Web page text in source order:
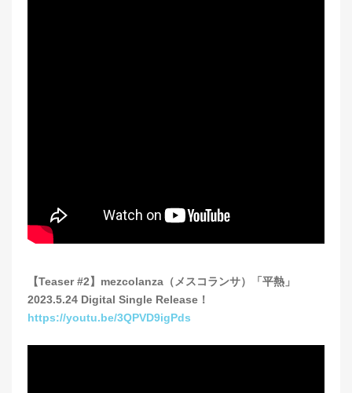
【Teaser #2】mezcolanza（メスコランサ）「平熱」
2023.5.24 Digital Single Release！
https://youtu.be/3QPVD9igPds